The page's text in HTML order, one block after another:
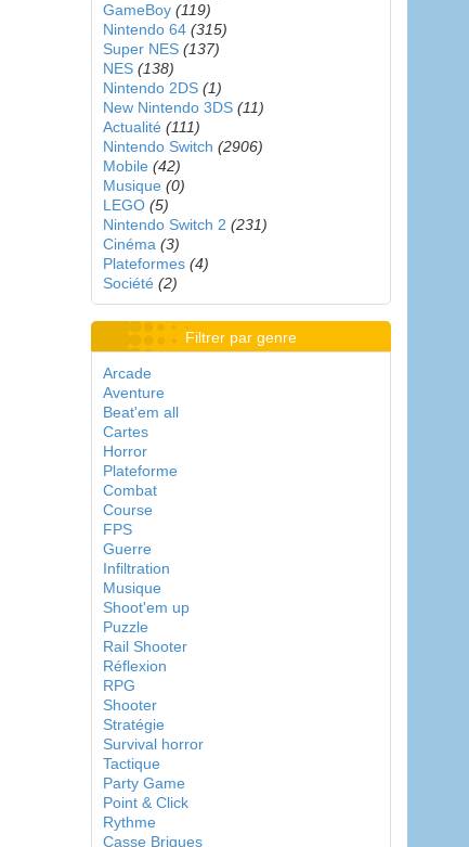
GameBoy (119)
Nintendo 64 (315)
Super NES (137)
NES (138)
Nintendo 2DS (1)
New Nintendo 3DS (11)
Actualité (111)
Nintendo Switch (2906)
Mobile (42)
Musique (0)
LEGO (5)
Nintendo Switch 2 (231)
Cinéma (3)
Plateformes (4)
Société (2)
Filtrer par genre
Arcade
Aventure
Beat'em all
Cartes
Horror
Plateforme
Combat
Course
FPS
Guerre
Infiltration
Musique
Shoot'em up
Puzzle
Rail Shooter
Réflexion
RPG
Shooter
Stratégie
Survival horror
Tactique
Party Game
Point & Click
Rythme
Casse Briques